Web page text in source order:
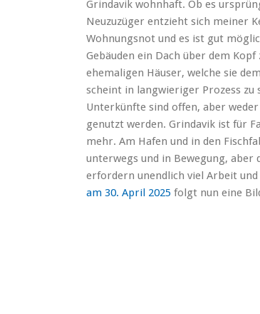
Grindavik wohnhaft. Ob es
Neuzuzüger entzieht sich meiner
Wohnungsnot und es ist gut
Gebäuden ein Dach über dem
ehemaligen Häuser, welche sie
scheint in langwieriger Prozess zu
Unterkünfte sind offen, aber
genutzt werden. Grindavik ist für
mehr. Am Hafen und in den
unterwegs und in Bewegung, aber
erfordern unendlich viel Arbeit und
am 30. April 2025 folgt nun eine